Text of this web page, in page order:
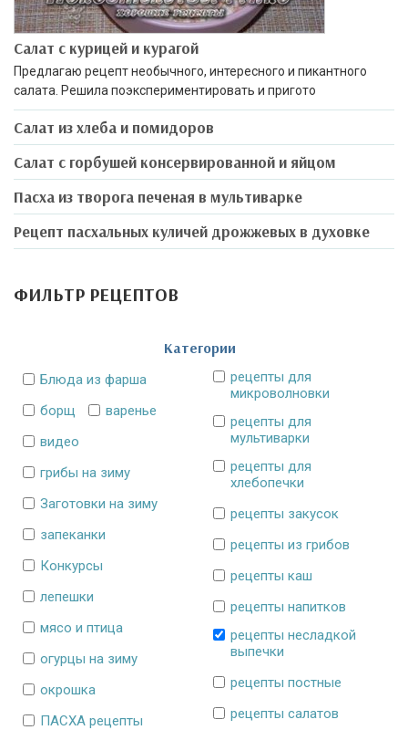
Салат с курицей и курагой
Предлагаю рецепт необычного, интересного и пикантного
салата. Решила поэкспериментировать и пригото
Салат из хлеба и помидоров
Салат с горбушей консервированной и яйцом
Пасха из творога печеная в мультиварке
Рецепт пасхальных куличей дрожжевых в духовке
ФИЛЬТР РЕЦЕПТОВ
Категории
Блюда из фарша
борщ
варенье
видео
грибы на зиму
Заготовки на зиму
запеканки
Конкурсы
лепешки
мясо и птица
огурцы на зиму
окрошка
ПАСХА рецепты
рецепты для
микроволновки
рецепты для
мультиварки
рецепты для
хлебопечки
рецепты закусок
рецепты из грибов
рецепты каш
рецепты напитков
рецепты несладкой
выпечки
рецепты постные
рецепты салатов